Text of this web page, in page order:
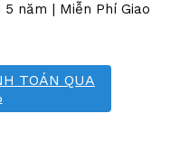
năm | Miễn Phí Giao
TOÁN QUA